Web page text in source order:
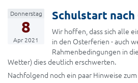
Donnerstag
8
Apr 2021
Schulstart
Wir hoffen, dass sich alle
in den Osterferien - auch
Rahmenbedingungen in
Wetter) dies deutlich erschwerten.
Nachfolgend noch ein paar Hinweise